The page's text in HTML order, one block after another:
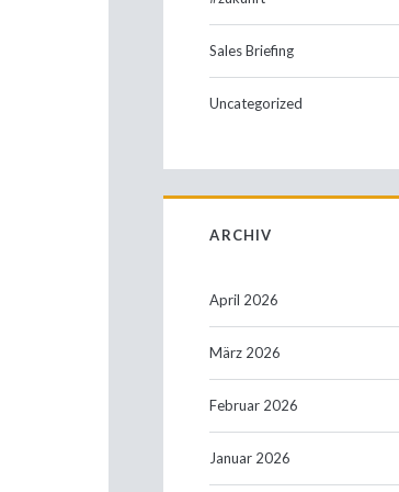
Sales Briefing
Uncategorized
ARCHIV
April 2026
März 2026
Februar 2026
Januar 2026